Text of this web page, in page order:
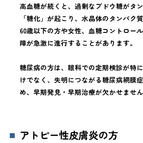
高血糖が続くと、過剰なブドウ糖がタ
「糖化」が起こり、水晶体のタンパク
60歳以下の方や女性、血糖コントロー
障が急激に進行することがあります。
糖尿病の方は、眼科での定期検診が特
けでなく、失明につながる糖尿病網膜
め、早期発見・早期治療が欠かせません
アトピー性皮膚炎の方